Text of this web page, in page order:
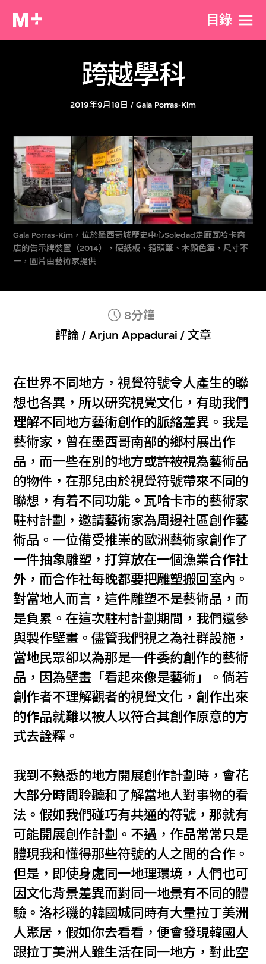
目​錄
2019年9月18日 / Gala Porras-Kim
跨越學科
Gala Porras-Kim，位於墨西哥城歷史中心Soledad走廊瓦哈卡商
店的告示牌裝置（2014），硬紙板、箱頭筆、木顏色筆，尺寸不
一，圖片由藝術家提供
8分鐘
評論 / Arjun Appadurai / 文章
在世界不同地方，視覺符號令人產生的聯
想也各異，所以研究視覺文化，有助我們
理解不同地方藝術創作的脈絡差異。我是
藝術家，曾在墨西哥南部的鄉村展出作
品，而一些在別的地方或許被視為藝術品
的物件，在那兒由於視覺符號帶來不同的
聯想，有着不同功能。瓦哈卡市的藝術家
駐村計劃，邀請藝術家為周邊社區創作藝
術品。一位備受推崇的歐洲藝術家創作了
一件抽象雕塑，打算放在一個漁業合作社
外，而合作社每晚都要把雕塑搬回室內。
對當地人而言，這件雕塑不是藝術品，而
是負累。在這次駐村計劃期間，我們還參
與製作壁畫。儘管我們視之為社群設施，
當地民眾卻以為那是一件委約創作的藝術
品，因為壁畫「看起來像是藝術」。倘若
創作者不理解觀者的視覺文化，創作出來
的作品就難以被人以符合其創作原意的方
式去詮釋。
我到不熟悉的地方開展創作計劃時，會花
大部分時間聆聽和了解當地人對事物的看
法。假如我們碰巧有共通的符號，那就有
可能開展創作計劃。不過，作品常常只是
體現我和懂得那些符號的人之間的合作。
但是，即使身處同一地理環境，人們也可
因文化背景差異而對同一地景有不同的體
驗。洛杉磯的韓國城同時有大量拉丁美洲
人聚居，假如你去看看，便會發現韓國人
跟拉丁美洲人雖生活在同一地方，對此空